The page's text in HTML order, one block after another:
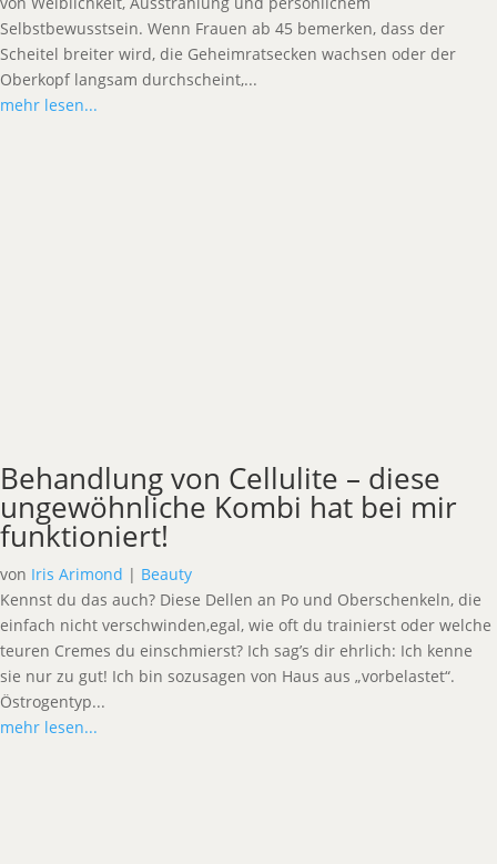
Selbstbewusstsein. Wenn Frauen ab 45 bemerken, dass der
Scheitel breiter wird, die Geheimratsecken wachsen oder der
Oberkopf langsam durchscheint,...
mehr lesen...
Behandlung von Cellulite – diese
ungewöhnliche Kombi hat bei mir
funktioniert!
von Iris Arimond | Beauty
Kennst du das auch? Diese Dellen an Po und Oberschenkeln, die
einfach nicht verschwinden,egal, wie oft du trainierst oder welche
teuren Cremes du einschmierst? Ich sag’s dir ehrlich: Ich kenne
sie nur zu gut! Ich bin sozusagen von Haus aus „vorbelastet“.
Östrogentyp...
mehr lesen...